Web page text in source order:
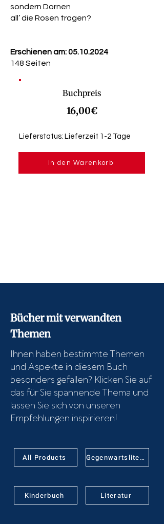
sondern Dornen
all’ die Rosen tragen?
Erschienen am:05.10.2024
148 Seiten
Buchpreis
16,00€
Lieferstatus: Lieferzeit 1-2 Tage
In den Warenkorb
Bücher mit verwandten
Themen
Ihnen haben bestimmte Themen
und Aspekte in diesem Buch
besonders gefallen? Klicken Sie auf
das für Sie spannende Thema und
lassen Sie sich von unseren
Empfehlungen inspirieren!
All Products
Kinderbuch
Gegenwartsliteratur
Literatur